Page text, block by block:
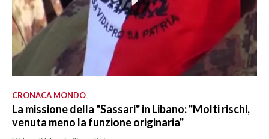
CRONACA MONDO
La missione della "Sassari" in Libano: "Molti rischi,
venuta meno la funzione originaria"